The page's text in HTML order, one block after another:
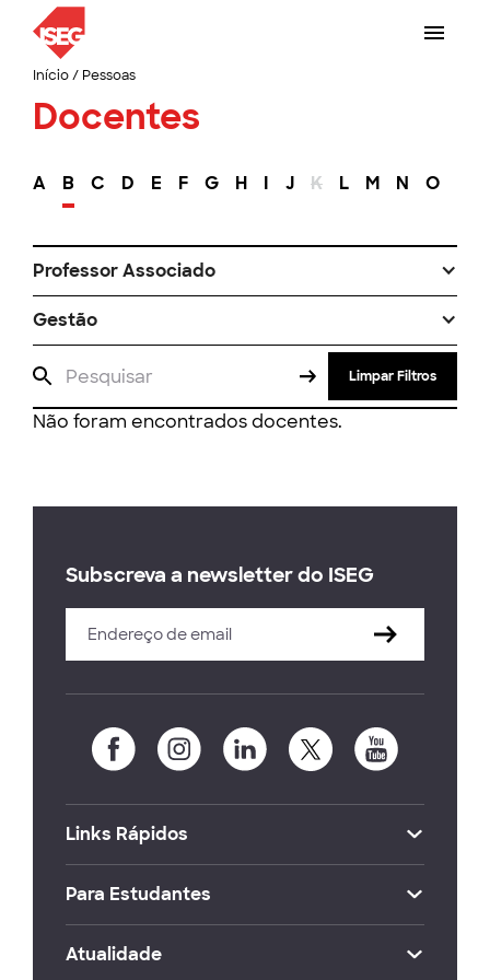
Início/ Pessoas
Docentes
A B C D E F G H I J K L M N O
Professor Associado
Gestão
Limpar Filtros
Não foram encontrados docentes.
Subscreva a newsletter do ISEG
Links Rápidos
Para Estudantes
Atualidade